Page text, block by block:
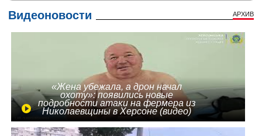
Видеоновости АРХИВ
«Жена убежала, а дрон начал
охоту»: появились новые
подробности атаки на фермера из
Николаевщины в Херсоне (видео)